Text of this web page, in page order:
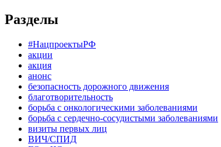
Разделы
#НацпроектыРФ
акции
акция
анонс
безопасность дорожного движения
благотворительность
борьба с онкологическими заболеваниями
борьба с сердечно-сосудистыми заболеваниями
визиты первых лиц
ВИЧ/СПИД